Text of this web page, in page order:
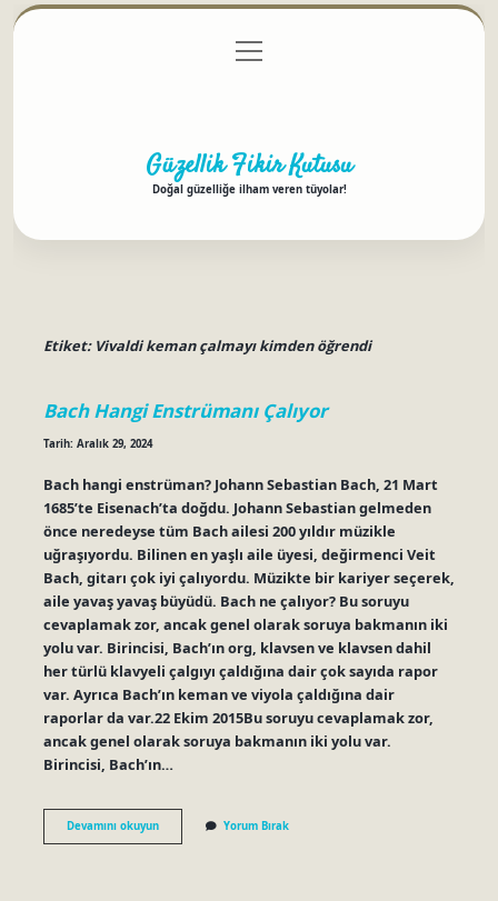
Gizlilik Politikası
menüyü
aç
Güzellik Fikir Kutusu
Doğal güzelliğe ilham veren tüyolar!
Etiket: Vivaldi keman çalmayı kimden öğrendi
Bach Hangi Enstrümanı Çalıyor
Tarih: Aralık 29, 2024
Bach hangi enstrüman? Johann Sebastian Bach, 21 Mart
1685’te Eisenach’ta doğdu. Johann Sebastian gelmeden
önce neredeyse tüm Bach ailesi 200 yıldır müzikle
uğraşıyordu. Bilinen en yaşlı aile üyesi, değirmenci Veit
Bach, gitarı çok iyi çalıyordu. Müzikte bir kariyer seçerek,
aile yavaş yavaş büyüdü. Bach ne çalıyor? Bu soruyu
cevaplamak zor, ancak genel olarak soruya bakmanın iki
yolu var. Birincisi, Bach’ın org, klavsen ve klavsen dahil
her türlü klavyeli çalgıyı çaldığına dair çok sayıda rapor
var. Ayrıca Bach’ın keman ve viyola çaldığına dair
raporlar da var.22 Ekim 2015Bu soruyu cevaplamak zor,
ancak genel olarak soruya bakmanın iki yolu var.
Birincisi, Bach’ın…
Devamını okuyunBach
Hangi
Yorum Bırak